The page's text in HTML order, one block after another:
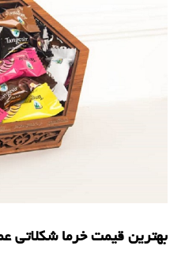
بهترین قیمت خرما شکلاتی